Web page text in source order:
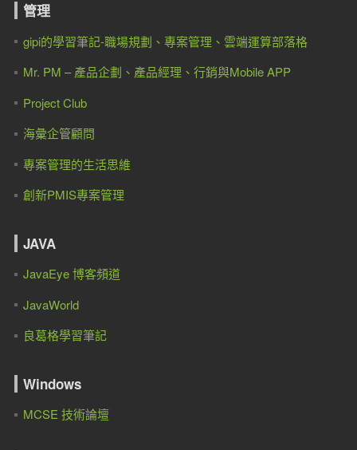
管理
gipi的學習筆記-職場規劃、專案管理、雲端運算部落格
Mr. PM – 產品企劃、產品經理、行銷與Mobile APP
Project Club
海彙企管顧問
專案管理的生活思維
創新PMIS專案管理
JAVA
JavaEye 博客頻道
JavaWorld
良葛格學習筆記
Windows
MCSE 技術論壇